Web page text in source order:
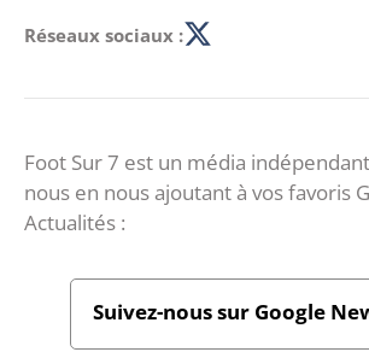
Réseaux sociaux :
Foot Sur 7 est un média
nous en nous ajoutant à vos favoris
Actualités :
Suivez-nous sur Google